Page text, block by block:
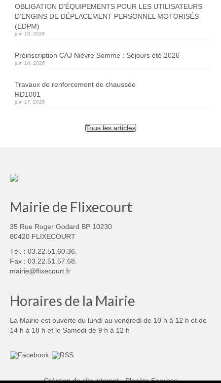
OBLIGATION D’ÉQUIPEMENTS POUR LES UTILISATEURS
D’ENGINS DE DÉPLACEMENT PERSONNEL MOTORISÉS
(EDPM)
juin 18, 2026
Préinscription CAJ Nièvre Somme : Séjours été 2026
juin 18, 2026
Travaux de renforcement de chaussée
RD1001
juin 17, 2026
Tous les articles
Mairie de Flixecourt
35 Rue Roger Godard BP 10230
80420 FLIXECOURT
Tél. : 03.22.51.60.36.
Fax : 03.22.51.57.68.
mairie@flixecourt.fr
Horaires de la Mairie
La Mairie est ouverte du lundi au vendredi de 10 h à 12 h et de
14 h à 18 h et le Samedi de 9 h à 12 h
Création de site internet - Planète Services